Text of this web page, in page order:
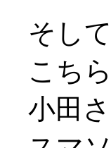
そし
こち
小田